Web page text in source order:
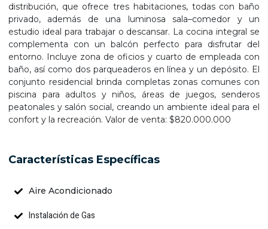
distribución, que ofrece tres habitaciones, todas con baño
privado, además de una luminosa sala–comedor y un
estudio ideal para trabajar o descansar. La cocina integral se
complementa con un balcón perfecto para disfrutar del
entorno. Incluye zona de oficios y cuarto de empleada con
baño, así como dos parqueaderos en línea y un depósito. El
conjunto residencial brinda completas zonas comunes con
piscina para adultos y niños, áreas de juegos, senderos
peatonales y salón social, creando un ambiente ideal para el
confort y la recreación. Valor de venta: $820.000.000
Características Específicas
Aire Acondicionado
Instalación de Gas